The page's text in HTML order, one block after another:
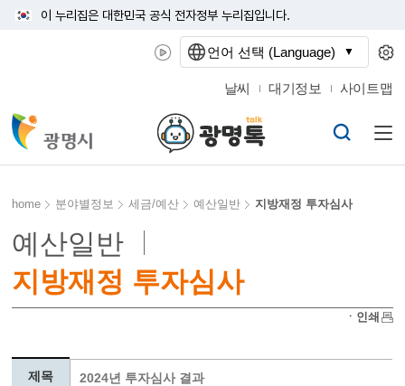
이 누리집은 대한민국 공식 전자정부 누리집입니다.
날씨 대기정보 사이트맵
home 분야별정보 세금/예산 예산일반 지방재정 투자심사
예산일반
지방재정 투자심사
ㆍ인쇄
제목 2024년 투자심사 결과
언어 선택 (Language)